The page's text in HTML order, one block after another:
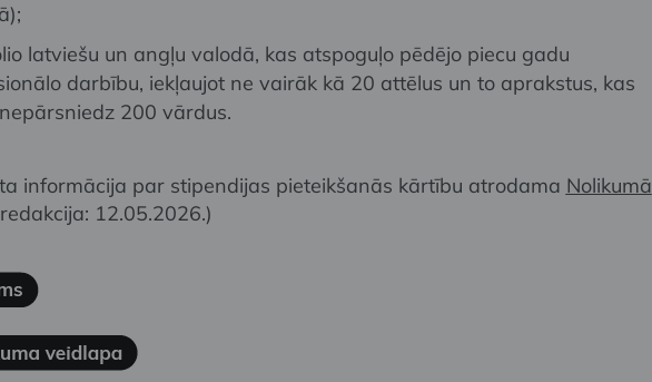
latviešu un angļu valodā, kas atspoguļo pēdējo piecu gadu
darbību, iekļaujot ne vairāk kā 20 attēlus un to aprakstus, kas
200 vārdus.
informācija par stipendijas pieteikšanās kārtību atrodama Nolikumā
12.05.2026.)